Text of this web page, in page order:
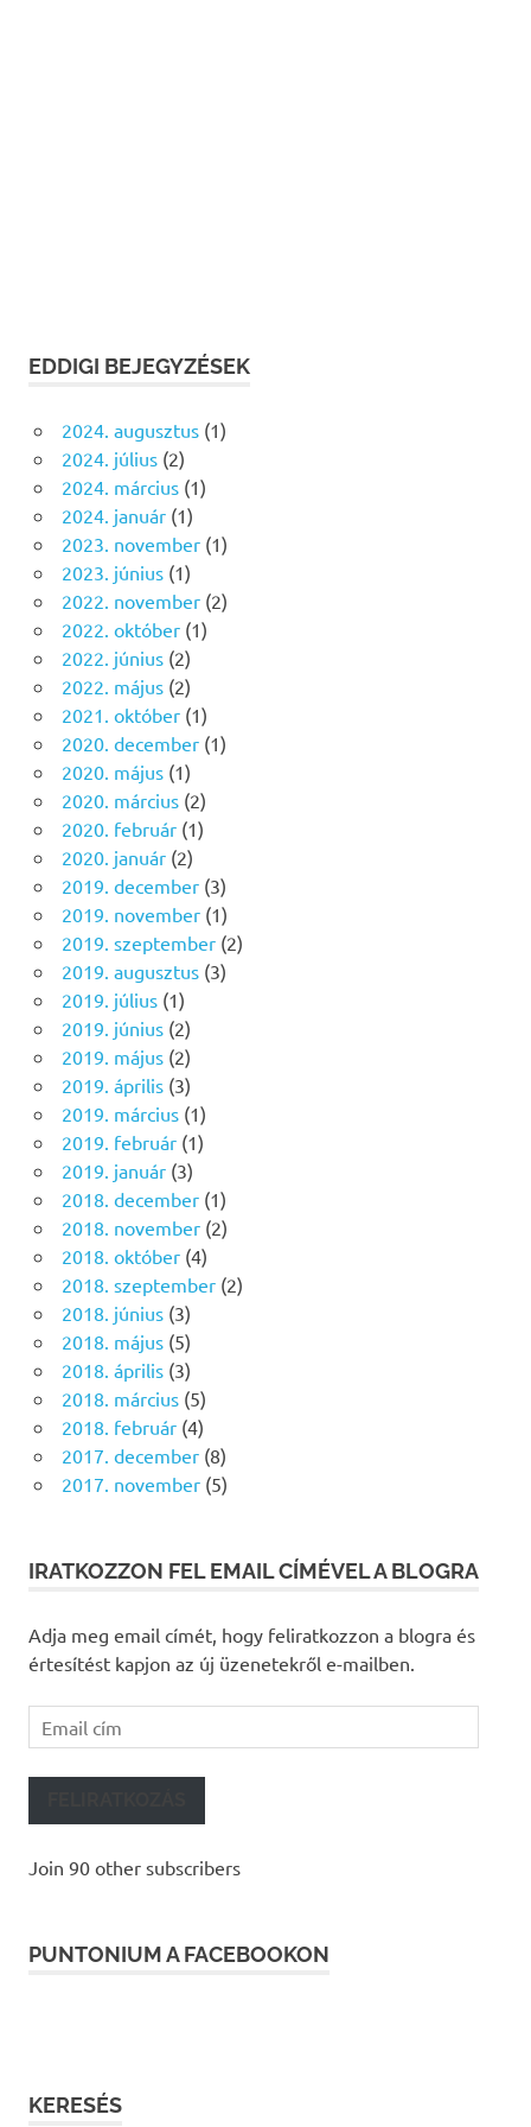
EDDIGI BEJEGYZÉSEK
2024. augusztus(1)
2024. július(2)
2024. március(1)
2024. január(1)
2023. november(1)
2023. június(1)
2022. november(2)
2022. október(1)
2022. június(2)
2022. május(2)
2021. október(1)
2020. december(1)
2020. május(1)
2020. március(2)
2020. február(1)
2020. január(2)
2019. december(3)
2019. november(1)
2019. szeptember(2)
2019. augusztus(3)
2019. július(1)
2019. június(2)
2019. május(2)
2019. április(3)
2019. március(1)
2019. február(1)
2019. január(3)
2018. december(1)
2018. november(2)
2018. október(4)
2018. szeptember(2)
2018. június(3)
2018. május(5)
2018. április(3)
2018. március(5)
2018. február(4)
2017. december(8)
2017. november(5)
IRATKOZZON FEL EMAIL CÍMÉVEL A BLOGRA
Adja meg email címét, hogy feliratkozzon a blogra és
értesítést kapjon az új üzenetekről e-mailben.
Email
cím
Join 90 other subscribers
PUNTONIUM A FACEBOOKON
KERESÉS